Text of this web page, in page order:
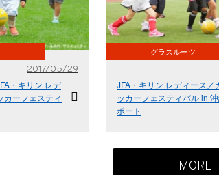
2017/05/29
・キリン レデ
カーフェスティ
グラスルーツ
JFA・キリン レディース／
ッカーフェスティバル in
ポート
MORE